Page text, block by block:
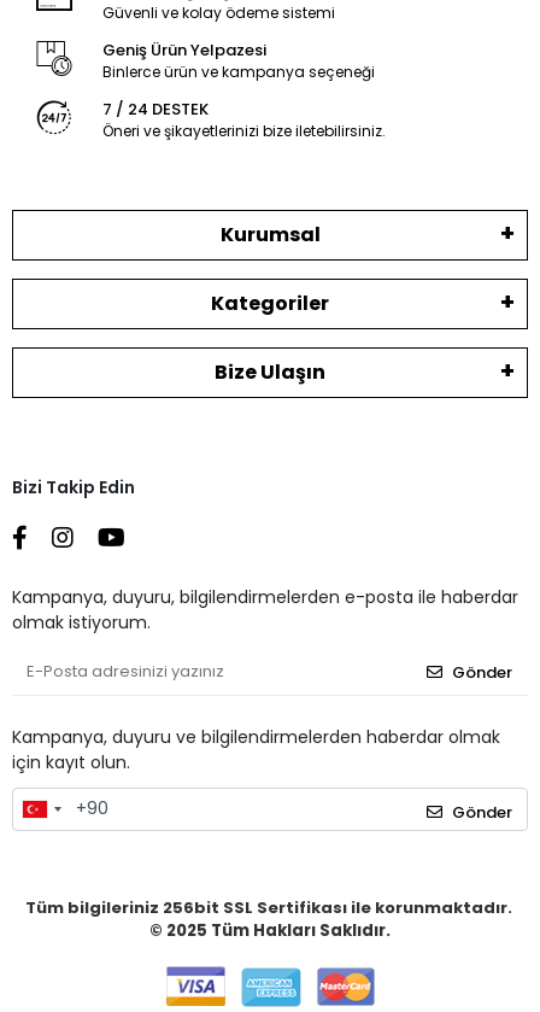
Güvenli ve kolay ödeme sistemi
Geniş Ürün Yelpazesi
Binlerce ürün ve kampanya seçeneği
7 / 24 DESTEK
Öneri ve şikayetlerinizi bize iletebilirsiniz.
Kurumsal
Kategoriler
Bize Ulaşın
Bizi Takip Edin
Kampanya, duyuru, bilgilendirmelerden e-posta ile haberdar
olmak istiyorum.
Gönder
Kampanya, duyuru ve bilgilendirmelerden haberdar olmak
için kayıt olun.
Gönder
Tüm bilgileriniz 256bit SSL Sertifikası ile korunmaktadır.
© 2025 Tüm Hakları Saklıdır.